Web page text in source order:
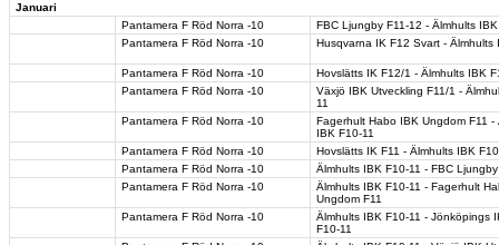
Januari
Pantamera F Röd Norra -10
FBC Ljungby F11-12 - Älmhults
Pantamera F Röd Norra -10
Husqvarna IK F12 Svart - Älmhults
Pantamera F Röd Norra -10
Hovslätts IK F12/1 - Älmhults IBK
Pantamera F Röd Norra -10
Växjö IBK Utveckling F11/1 -
11
Pantamera F Röd Norra -10
Fagerhult Habo IBK Ungdom F11 -
IBK F10-11
Pantamera F Röd Norra -10
Hovslätts IK F11 - Älmhults IBK
Pantamera F Röd Norra -10
Älmhults IBK F10-11 - FBC
Pantamera F Röd Norra -10
Älmhults IBK F10-11 - Fagerhult
Ungdom F11
Pantamera F Röd Norra -10
Älmhults IBK F10-11 - Jönköpings
F10-11